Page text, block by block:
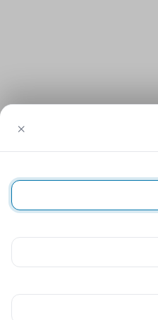
Select the fields to be shown.
×